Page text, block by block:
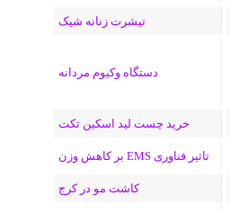
تیشرت زنانه شیک
دستگاه وکیوم مردانه
خرید چست لید اسکین تکت
تاثیر فناوری EMS بر کاهش وزن
کاشت مو در کرج